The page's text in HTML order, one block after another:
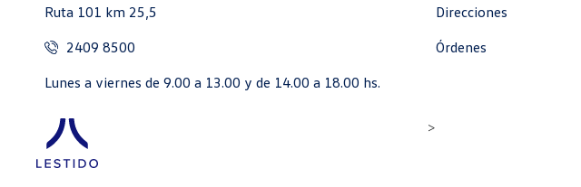
Ruta 101 km 25,5
2409 8500
Lunes a viernes de 9.00 a 13.00 y de 14.00 a 18.00 hs.
Direcciones
Órdenes
>